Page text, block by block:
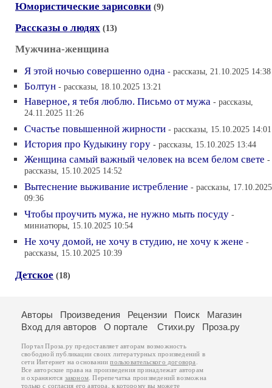
Юмористические зарисовки (9)
Рассказы о людях (13)
Мужчина-женщина
Я этой ночью совершенно одна - рассказы, 21.10.2025 14:38
Болтун - рассказы, 18.10.2025 13:21
Наверное, я тебя люблю. Письмо от мужа - рассказы,
24.11.2025 11:26
Счастье повышенной жирности - рассказы, 15.10.2025 14:01
История про Кудыкину гору - рассказы, 15.10.2025 13:44
Женщина самый важный человек на всем белом свете -
рассказы, 15.10.2025 14:52
Вытеснение выживание истребление - рассказы, 17.10.2025
09:36
Чтобы проучить мужа, не нужно мыть посуду -
миниатюры, 15.10.2025 10:54
Не хочу домой, не хочу в студию, не хочу к жене -
рассказы, 15.10.2025 10:39
Детское (18)
Авторы Произведения Рецензии Поиск
Магазин
Вход для авторов
О портале Стихи.ру Проза.ру
Портал Проза.ру предоставляет авторам возможность
свободной публикации своих литературных произведений в
сети Интернет на основаниипользовательского договора
Все авторские права на произведения принадлежат авторам
и охраняются законом . Перепечатка произведений возможна
только с согласия его автора, к которому вы можете